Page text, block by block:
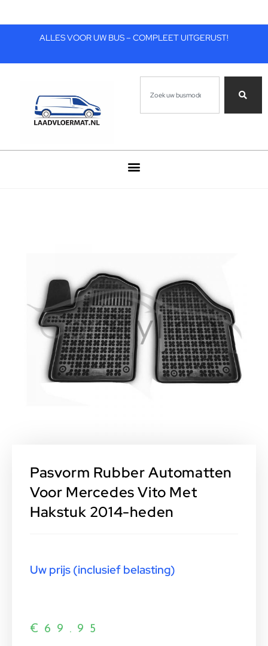
ALLES VOOR UW BUS – COMPLEET UITGERUST!
Pasvorm Rubber Automatten
Voor Mercedes Vito Met
Hakstuk 2014-heden
Uw prijs (inclusief belasting)
€ 69.95